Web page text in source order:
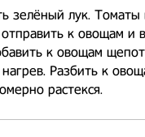
зелёный лук.
к овощам и
к овощам
Разбить к
растекся.